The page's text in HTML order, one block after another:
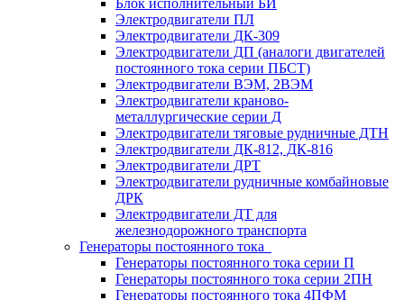
Блок исполнительный БИ
Электродвигатели ПЛ
Электродвигатели ДК-309
Электродвигатели ДП (аналоги двигателей
постоянного тока серии ПБСТ)
Электродвигатели ВЭМ, 2ВЭМ
Электродвигатели краново-
металлургические серии Д
Электродвигатели тяговые рудничные ДТН
Электродвигатели ДК-812, ДК-816
Электродвигатели ДРТ
Электродвигатели рудничные комбайновые
ДРК
Электродвигатели ДТ для
железнодорожного транспорта
Генераторы постоянного тока
Генераторы постоянного тока серии П
Генераторы постоянного тока серии 2ПН
Генераторы постоянного тока 4ПФМ